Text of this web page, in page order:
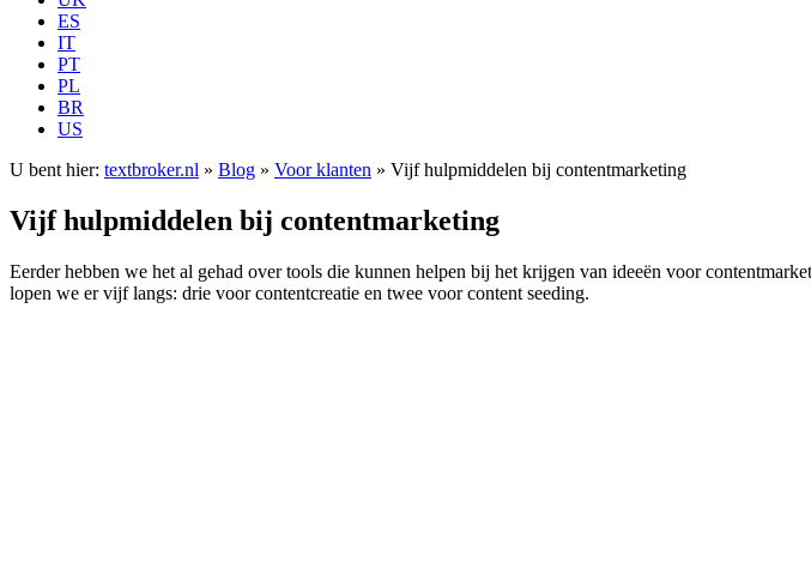
ES
IT
PT
PL
BR
US
U bent hier: textbroker.nl » Blog » Voor klanten » Vijf hulpmiddelen bij contentmarketing
Vijf hulpmiddelen bij contentmarketing
Eerder hebben we het al gehad over tools die kunnen helpen bij het krijgen van ideeën voor
lopen we er vijf langs: drie voor contentcreatie en twee voor content seeding.